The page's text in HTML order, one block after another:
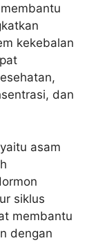
kekebalan
dan
asam
siklus
membantu
dengan